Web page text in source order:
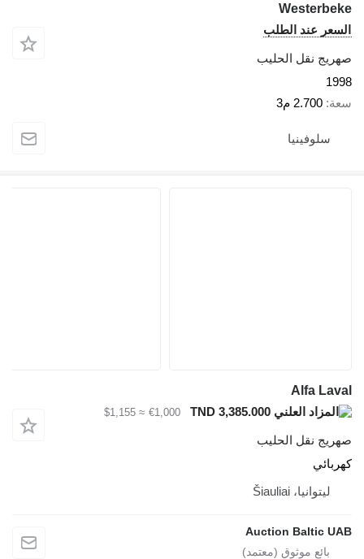
Westerbeke
السعر عند الطلب
صهريج نقل الحليب
1998
سعة 2.700 م3
سلوفينيا
Alfa Laval
€1,000
≈ $1,155
صهريج نقل الحليب
كهربائي
ليتوانيا، Šiauliai
Auction Baltic UAB